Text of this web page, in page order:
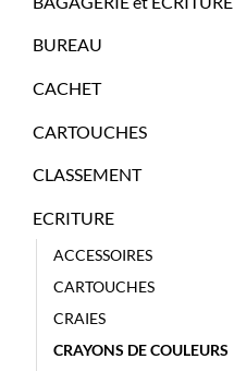
BUREAU
CACHET
CARTOUCHES
CLASSEMENT
ECRITURE
ACCESSOIRES
CARTOUCHES
CRAIES
CRAYONS DE COULEURS